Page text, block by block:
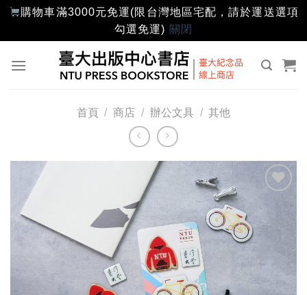
購物車滿3000元免運(限台灣地區宅配，請於運送選項
勾選免運) 關閉
首頁 / 商店 / 辦公文具 / 其他
加入
「願
望輕
單」